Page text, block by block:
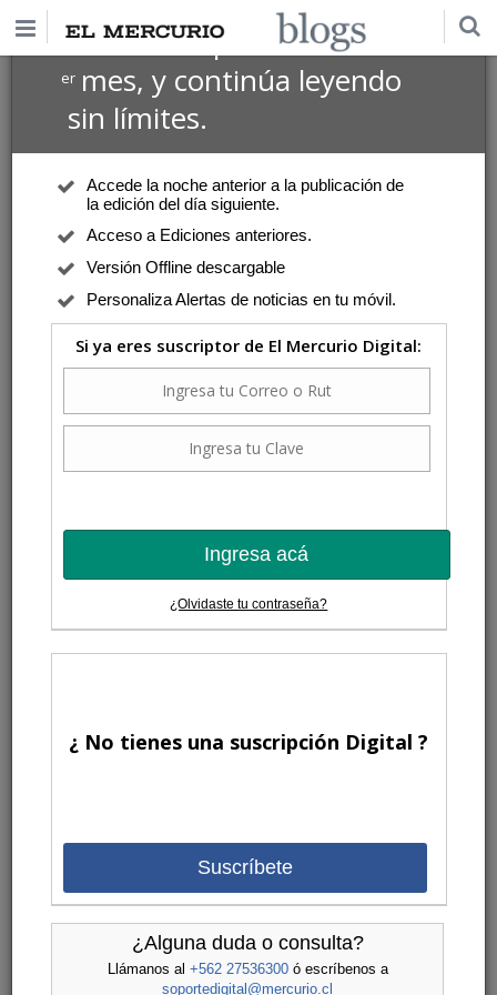
Suscríbete por $1 USD
ermes, y continúa leyendo
sin límites.
Accede la noche anterior a la publicación de
la edición del día siguiente.
Acceso a Ediciones anteriores.
Versión Offline descargable
Personaliza Alertas de noticias en tu móvil.
Si ya eres suscriptor de El Mercurio Digital:
Ingresa acá
¿Olvidaste tu contraseña?
¿ No tienes una suscripción Digital ?
Suscríbete
¿Alguna duda o consulta?
Llámanos al +562 27536300ó escríbenos a
soportedigital@mercurio.cl